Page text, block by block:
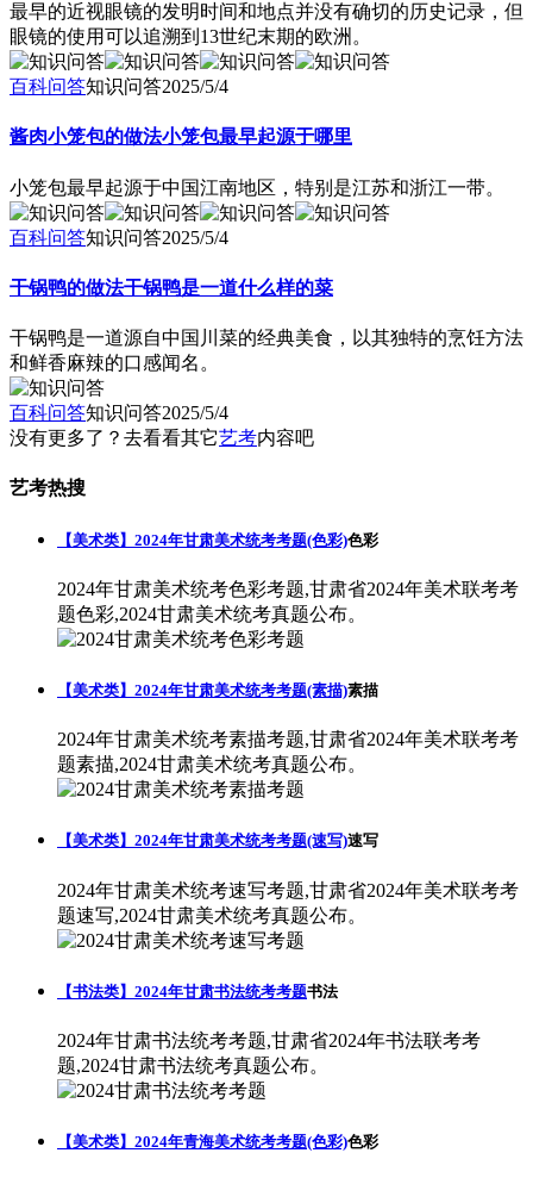
最早的近视眼镜的发明时间和地点并没有确切的历史记录，但
眼镜的使用可以追溯到13世纪末期的欧洲。
百科问答知识问答2025/5/4
酱肉小笼包的做法小笼包最早起源于哪里
小笼包最早起源于中国江南地区，特别是江苏和浙江一带。
百科问答知识问答2025/5/4
干锅鸭的做法干锅鸭是一道什么样的菜
干锅鸭是一道源自中国川菜的经典美食，以其独特的烹饪方法
和鲜香麻辣的口感闻名。
百科问答知识问答2025/5/4
没有更多了？去看看其它艺考内容吧
艺考热搜
【美术类】2024年甘肃美术统考考题(色彩)色彩
2024年甘肃美术统考色彩考题,甘肃省2024年美术联考考
题色彩,2024甘肃美术统考真题公布。
【美术类】2024年甘肃美术统考考题(素描)素描
2024年甘肃美术统考素描考题,甘肃省2024年美术联考考
题素描,2024甘肃美术统考真题公布。
【美术类】2024年甘肃美术统考考题(速写)速写
2024年甘肃美术统考速写考题,甘肃省2024年美术联考考
题速写,2024甘肃美术统考真题公布。
【书法类】2024年甘肃书法统考考题书法
2024年甘肃书法统考考题,甘肃省2024年书法联考考
题,2024甘肃书法统考真题公布。
【美术类】2024年青海美术统考考题(色彩)色彩